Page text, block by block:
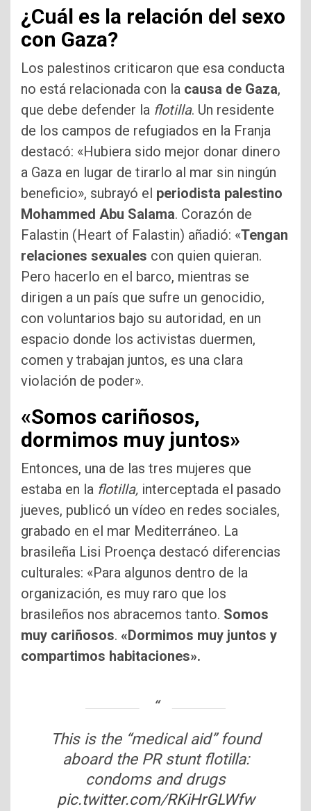
¿Cuál es la relación del sexo
con Gaza?
Los palestinos criticaron que esa conducta
no está relacionada con la causa de Gaza,
que debe defender la flotilla. Un residente
de los campos de refugiados en la Franja
destacó: «Hubiera sido mejor donar dinero
a Gaza en lugar de tirarlo al mar sin ningún
beneficio», subrayó el periodista palestino
Mohammed Abu Salama. Corazón de
Falastin (Heart of Falastin) añadió: «Tengan
relaciones sexuales con quien quieran.
Pero hacerlo en el barco, mientras se
dirigen a un país que sufre un genocidio,
con voluntarios bajo su autoridad, en un
espacio donde los activistas duermen,
comen y trabajan juntos, es una clara
violación de poder».
«Somos cariñosos,
dormimos muy juntos»
Entonces, una de las tres mujeres que
estaba en la flotilla, interceptada el pasado
jueves, publicó un vídeo en redes sociales,
grabado en el mar Mediterráneo. La
brasileña Lisi Proença destacó diferencias
culturales: «Para algunos dentro de la
organización, es muy raro que los
brasileños nos abracemos tanto. Somos
muy cariñosos. «Dormimos muy juntos y
compartimos habitaciones».
This is the “medical aid” found
aboard the PR stunt flotilla:
condoms and drugs
pic.twitter.com/RKiHrGLWfw